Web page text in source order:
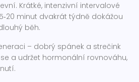
Krátké, intenzivní intervalové
minut dvakrát týdně dokážou
běh.
– dobrý spánek a strečink
a udržet hormonální rovnováhu,